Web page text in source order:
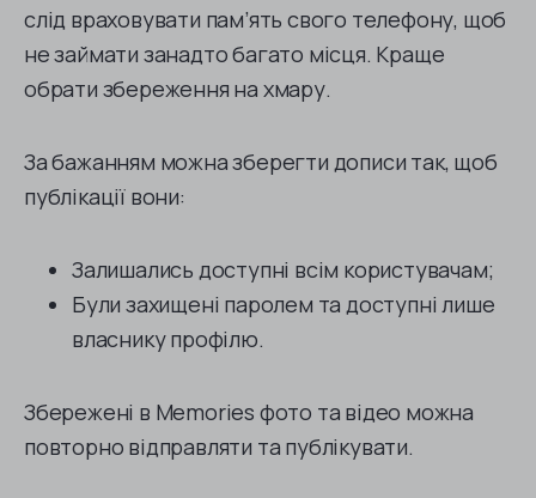
слід враховувати пам’ять свого телефону, щоб
не займати занадто багато місця. Краще
обрати збереження на хмару.
За бажанням можна зберегти дописи так, щоб
публікації вони:
Залишались доступні всім користувачам;
Були захищені паролем та доступні лише
власнику профілю.
Збережені в Memories фото та відео можна
повторно відправляти та публікувати.